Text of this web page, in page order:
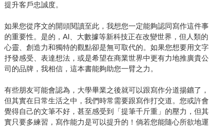
提升客戶忠誠度。
如果您從序文的開頭閱讀至此，我想您一定能夠認同寫作這件事
的重要性。是的，AI、大數據等新科技正在改變世界，但人類的
心靈、創造力和獨特的觀點卻是無可取代的。如果您想要用文字
抒發感受、表達想法，或是希望在商業世界中更有力地推廣貴公
司的品牌，我相信，這本書能夠助您一臂之力。
有些朋友可能會認為，大學畢業之後就可以跟寫作分道揚鑣了，
但其實在日常生活之中，我們時常需要跟寫作打交道。您或許會
覺得自己的文筆不好，甚至感受到「提筆千斤重」的壓力，但其
實只要多練習，寫作能力是可以提升的！倘若您能隨心所欲地運